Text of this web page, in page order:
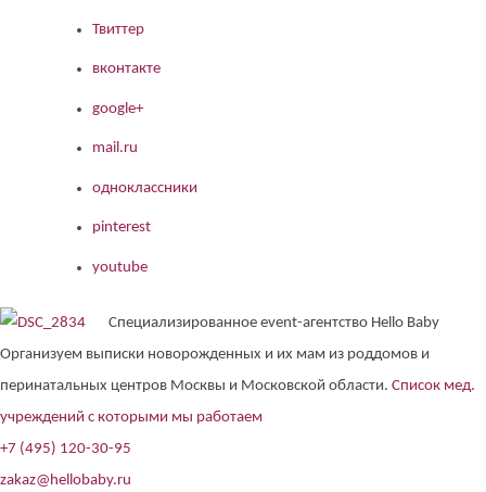
Твиттер
вконтакте
google+
mail.ru
одноклассники
pinterest
youtube
Специализированное event-агентство Hello Baby
Организуем выписки новорожденных и их мам из роддомов и
перинатальных центров Москвы и Московской области. Список мед.
учреждений с которыми мы работаем
+7 (495) 120-30-95
zakaz@hellobaby.ru